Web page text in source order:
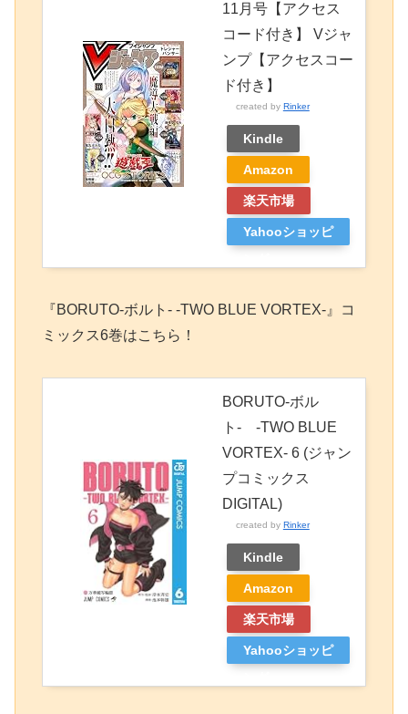
11月号【アクセス
コード付き】 Vジャ
ンプ【アクセスコー
ド付き】
created by Rinker
Kindle
Amazon
楽天市場
Yahooショッピ
『BORUTO-ボルト- -TWO BLUE VORTEX-』コ
ミックス6巻はこちら！
BORUTO-ボル
ト- -TWO BLUE
VORTEX- 6 (ジャン
プコミックス
DIGITAL)
created by Rinker
Kindle
Amazon
楽天市場
Yahooショッピ